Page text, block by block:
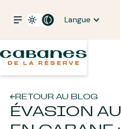
Langue
RETOUR AU BLOG
ÉVASION